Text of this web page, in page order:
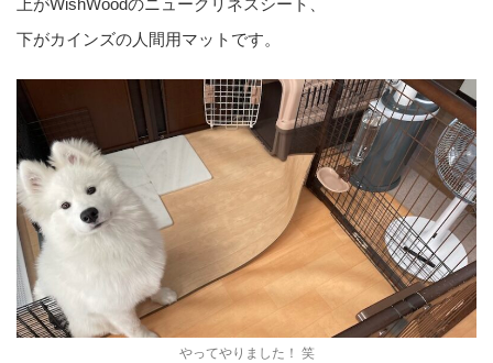
上がWishWoodのニュークリネスシート、
下がカインズの人間用マットです。
やってやりました！ 笑